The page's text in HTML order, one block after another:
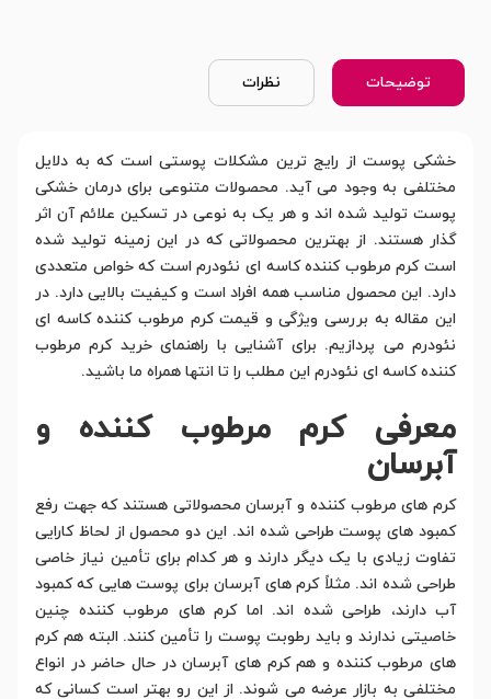
توضیحات نظرات
خشکی پوست از رایج ترین مشکلات پوستی است که به دلایل
مختلفی به وجود می آید. محصولات متنوعی برای درمان خشکی
پوست تولید شده اند و هر یک به نوعی در تسکین علائم آن اثر
گذار هستند. از بهترین محصولاتی که در این زمینه تولید شده
است کرم مرطوب کننده کاسه ای نئودرم است که خواص متعددی
دارد. این محصول مناسب همه افراد است و کیفیت بالایی دارد. در
این مقاله به بررسی ویژگی و قیمت کرم مرطوب کننده کاسه ای
نئودرم می پردازیم. برای آشنایی با راهنمای خرید کرم مرطوب
کننده کاسه ای نئودرم این مطلب را تا انتها همراه ما باشید.
معرفی کرم مرطوب کننده و
آبرسان
کرم های مرطوب کننده و آبرسان محصولاتی هستند که جهت رفع
کمبود های پوست طراحی شده اند. این دو محصول از لحاظ کارایی
تفاوت زیادی با یک دیگر دارند و هر کدام برای تأمین نیاز خاصی
طراحی شده اند. مثلاً کرم های آبرسان برای پوست هایی که کمبود
آب دارند، طراحی شده اند. اما کرم های مرطوب کننده چنین
خاصیتی ندارند و باید رطوبت پوست را تأمین کنند. البته هم کرم
های مرطوب کننده و هم کرم های آبرسان در حال حاضر در انواع
مختلفی به بازار عرضه می شوند. از این رو بهتر است کسانی که